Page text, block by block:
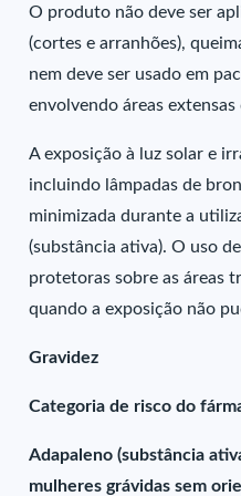
O produto não deve ser
(cortes e arranhões),
nem deve ser usado em
envolvendo áreas
A exposição à luz solar e
incluindo lâmpadas de
minimizada durante a
(substância ativa). O uso
protetoras sobre as áreas
quando a exposição não
Gravidez
Categoria de risco do
Adapaleno (substância
mulheres grávidas sem